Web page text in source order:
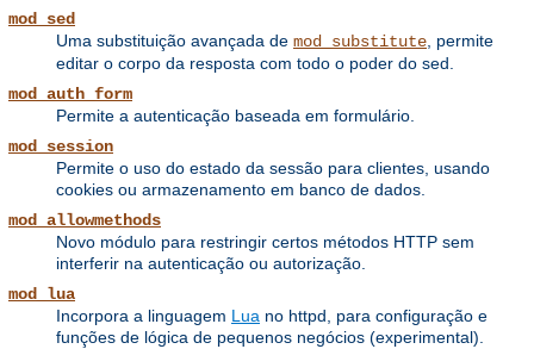
mod_sed
Uma substituição avançada de mod_substitute, permite
editar o corpo da resposta com todo o poder do sed.
mod_auth_form
Permite a autenticação baseada em formulário.
mod_session
Permite o uso do estado da sessão para clientes, usando
cookies ou armazenamento em banco de dados.
mod_allowmethods
Novo módulo para restringir certos métodos HTTP sem
interferir na autenticação ou autorização.
mod_lua
Incorpora a linguagem Lua no httpd, para configuração e
funções de lógica de pequenos negócios (experimental).